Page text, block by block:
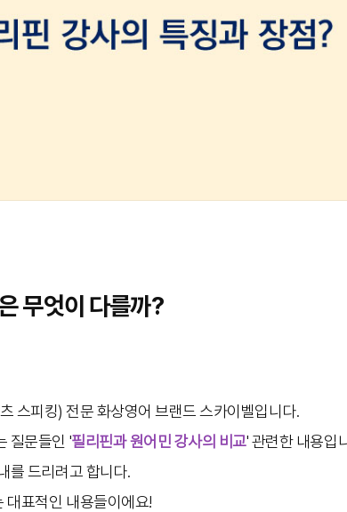
무엇이 다를까?
스피킹) 전문 화상영어 브랜드 스카이벨입니다.
질문들인 '필리핀과 원어민 강사의 비교' 관련한 내용입
를 드리려고 합니다.
대표적인 내용들이에요!